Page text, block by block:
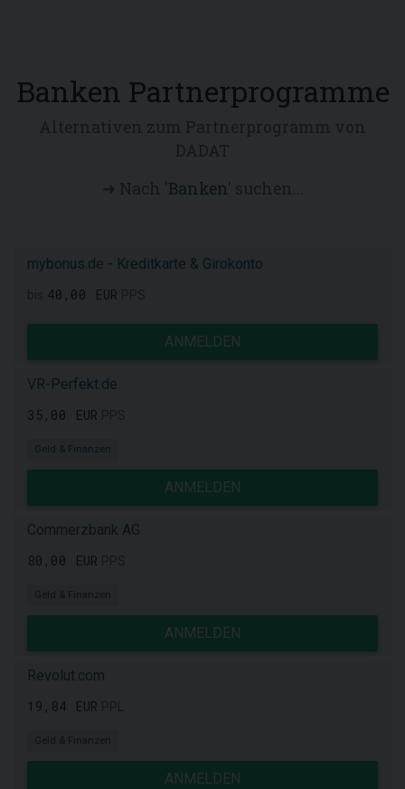
Banken Partnerprogramme
Banken' suchen...
mybonus.de - Kreditkarte & Girokonto
40,00 EUR
ANMELDEN
VR-Perfekt.de
35,00 EUR
Geld & Finanzen
ANMELDEN
Commerzbank AG
80,00 EUR
Geld & Finanzen
ANMELDEN
Revolut.com
19,84 EUR
Geld & Finanzen
ANMELDEN